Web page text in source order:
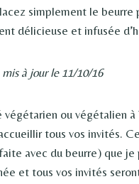
simplement le beurre
délicieuse et infusée
à jour le 11/10/16
ou végétalien à
tous vos invités.
avec du beurre) que
et tous vos invités